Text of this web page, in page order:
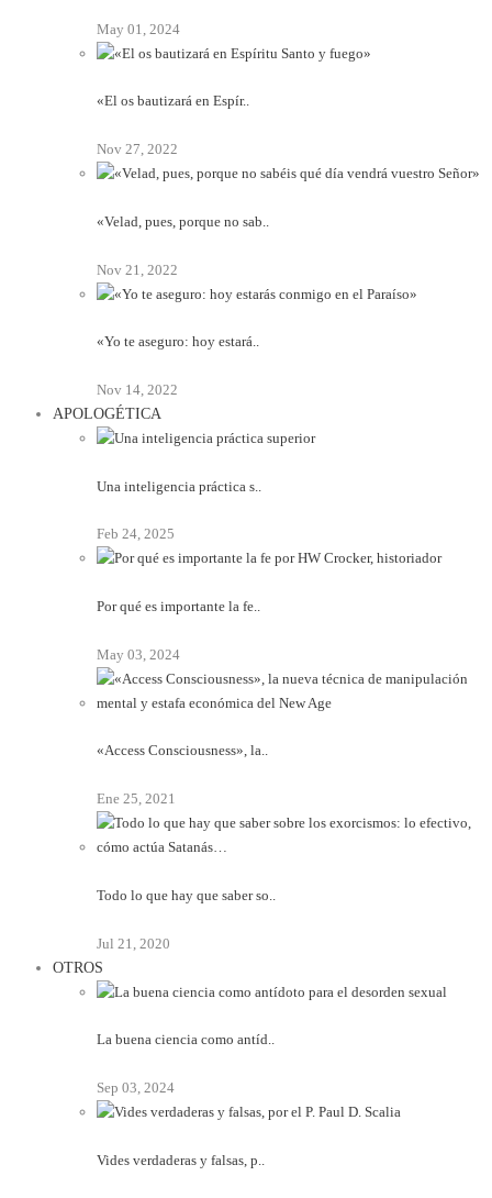
May 01, 2024
«El os bautizará en Espír..
Nov 27, 2022
«Velad, pues, porque no sab..
Nov 21, 2022
«Yo te aseguro: hoy estará..
Nov 14, 2022
APOLOGÉTICA
Una inteligencia práctica s..
Feb 24, 2025
Por qué es importante la fe..
May 03, 2024
«Access Consciousness», la..
Ene 25, 2021
Todo lo que hay que saber so..
Jul 21, 2020
OTROS
La buena ciencia como antíd..
Sep 03, 2024
Vides verdaderas y falsas, p..